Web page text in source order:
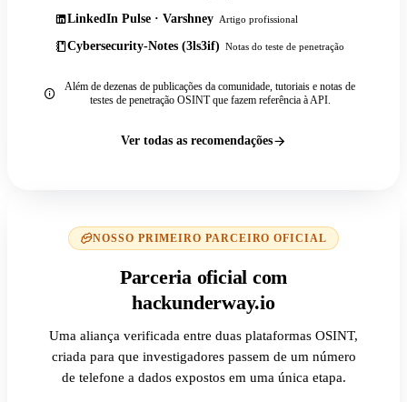
LinkedIn Pulse · Varshney Artigo profissional
Cybersecurity-Notes (3ls3if) Notas do teste de penetração
Além de dezenas de publicações da comunidade, tutoriais e notas de
testes de penetração OSINT que fazem referência à API.
Ver todas as recomendações
NOSSO PRIMEIRO PARCEIRO OFICIAL
Parceria oficial com
hackunderway.io
Uma aliança verificada entre duas plataformas OSINT,
criada para que investigadores passem de um número
de telefone a dados expostos em uma única etapa.